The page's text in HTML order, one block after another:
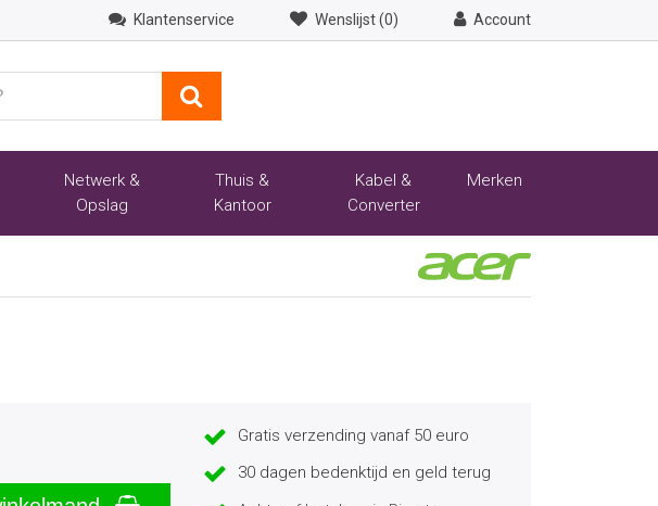
Klantenservice Wenslijst (0) Account
Netwerk &
Opslag
Thuis &
Kantoor
Kabel &
Converter
Merken
Gratis verzending vanaf 50 euro
30 dagen bedenktijd en geld terug